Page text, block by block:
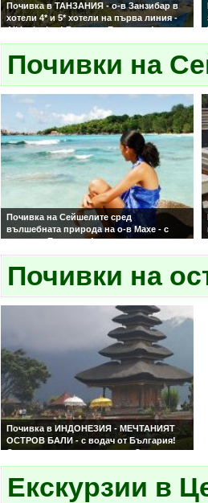
Почивка в ТАНЗАНИЯ - о-в Занзибар в
хотели 4* и 5* хотели на първа линия -
All inclusive ! Водач от България!
Почивки на
Почивка на Сейшелите сред
вълшебната природа на о-в Махе - с
водач от България!
Мечтана почивка на достъпна цена -
тюркоазено море, красиви плажове и
усмихнати домакини!
Почивки на
Почивка в ИНДОНЕЗИЯ - МЕЧТАНИЯТ
ОСТРОВ БАЛИ - с водач от България!
Отлична цена за качеството. Затворен
комплекс на първа линия. Удобен
полет. Гарантирани цени и места. С
водач от България.
Екскурзии в